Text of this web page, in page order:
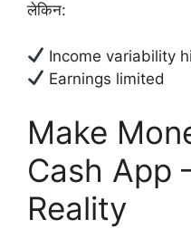
लेकिन:
Income variability
Earnings limited
Make
Cash App
Reality